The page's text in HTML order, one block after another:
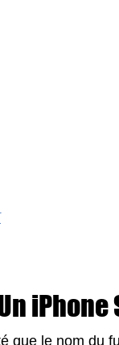
iPhone
que le nom du